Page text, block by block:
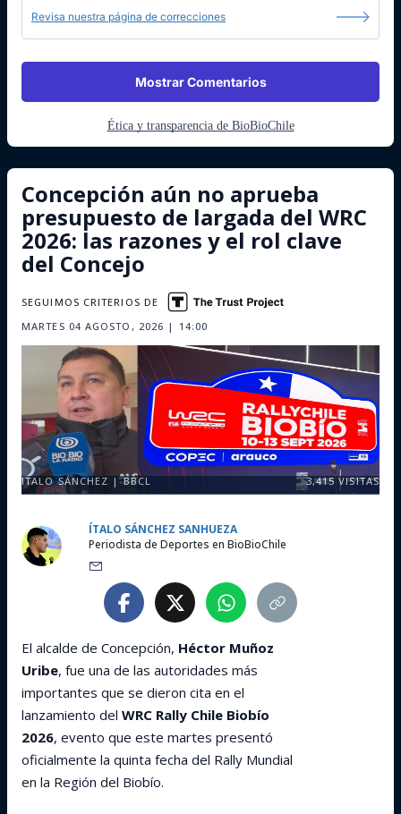
Revisa nuestra página de correcciones
Mostrar Comentarios
Ética y transparencia de BioBioChile
Concepción aún no aprueba
presupuesto de largada del WRC
2026: las razones y el rol clave
del Concejo
MARTES 04 AGOSTO, 2026 | 14:00
SEGUIMOS CRITERIOS DE
ITALO SÁNCHEZ | BBCL 3,415 VISITAS
ÍTALO SÁNCHEZ SANHUEZA
Periodista de Deportes en BioBioChile
El alcalde de Concepción, Héctor Muñoz
Uribe, fue una de las autoridades más
importantes que se dieron cita en el
lanzamiento del WRC Rally Chile Biobío
2026, evento que este martes presentó
oficialmente la quinta fecha del Rally Mundial
en la Región del Biobío.